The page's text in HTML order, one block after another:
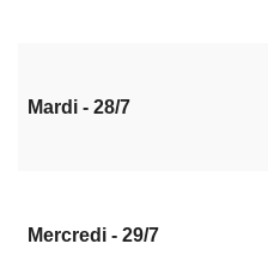
Mardi - 28/7
Mercredi - 29/7